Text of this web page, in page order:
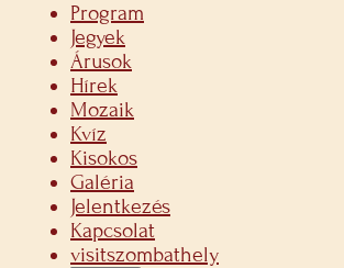
Program
Jegyek
Árusok
Hírek
Mozaik
Kvíz
Kisokos
Galéria
Jelentkezés
Kapcsolat
visitszombathely